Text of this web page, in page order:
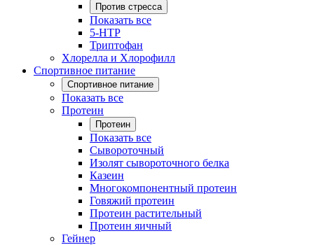
Против стресса
Показать все
5-HTP
Триптофан
Хлорелла и Хлорофилл
Спортивное питание
Спортивное питание
Показать все
Протеин
Протеин
Показать все
Сывороточный
Изолят сывороточного белка
Казеин
Многокомпонентный протеин
Говяжий протеин
Протеин растительный
Протеин яичный
Гейнер